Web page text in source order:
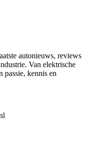
autonieuws, reviews
Van elektrische
passie, kennis en